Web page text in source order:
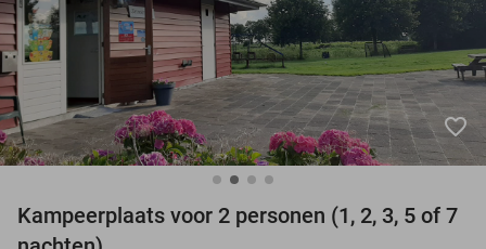
favorite_border
Kampeerplaats voor 2 personen (1, 2, 3, 5 of 7